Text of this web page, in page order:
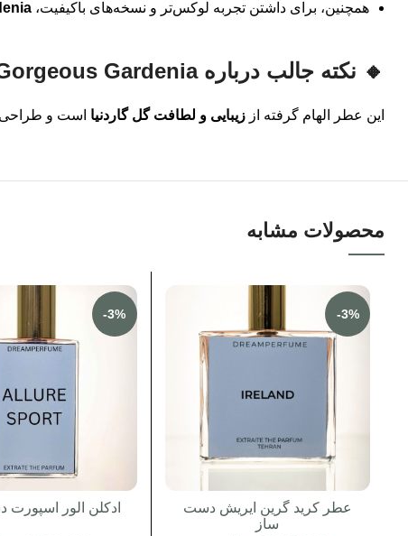
همچنین، برای داشتن تجربه لوکس‌تر و نسخه‌های باکیفیت،
🔸 نکته جالب درباره Gucci Flora Gorgeous Gardenia
این عطر الهام گرفته از زیبایی و لطافت گل گاردنیا است و
محصولات مشابه
-3%
عطر کرید گرین ایریش دست
ساز
-3%
ادکلن الور